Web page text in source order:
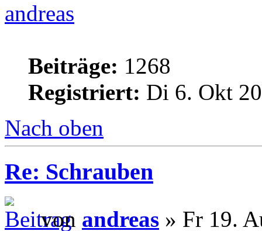
andreas
Beiträge: 1268
Registriert: Di 6. Okt
Nach oben
Re: Schrauben
von andreas » Fr 19.